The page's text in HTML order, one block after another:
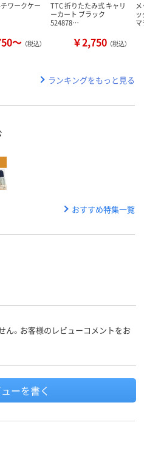
ワークケー
～ （税込）
TTC 折りたたみ式 キャリ
ーカート ブラック
524878…
￥2,750 （税込）
ランキングをもっと見る
おすすめ特集一覧
ん。お客様のレビューコメントをお
ーを書く